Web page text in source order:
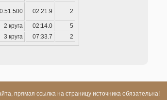
0:51.500 02:21.9 2
2 круга 02:14.0
5
3 круга 07:33.7 2
прямая ссылка на страницу источника обязательна!